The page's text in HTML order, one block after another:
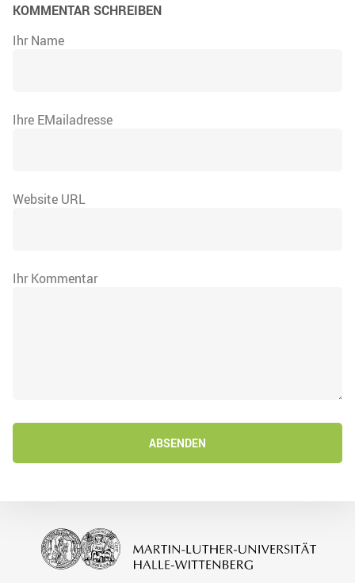
KOMMENTAR SCHREIBEN
Ihr Name
Ihre EMailadresse
Website URL
Ihr Kommentar
ABSENDEN